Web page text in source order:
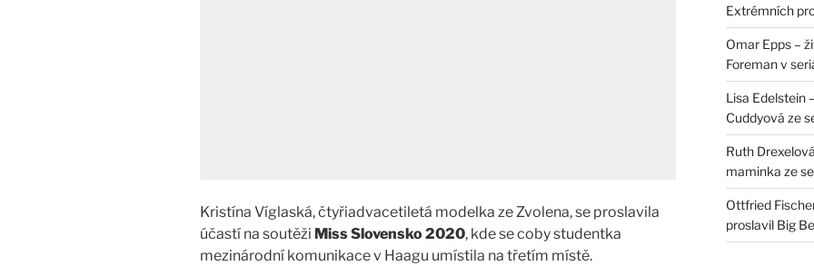
Kristína Víglaská, čtyřiadvacetiletá modelka ze Zvolena, se proslavila
účastí na soutěži Miss Slovensko 2020, kde se coby studentka
mezinárodní komunikace v Haagu umístila na třetím místě.
Extrémních
Omar Epps –
Foreman v
Lisa Edelstein
Cuddyová ze
Ruth
maminka ze
Ottfried
proslavil Big